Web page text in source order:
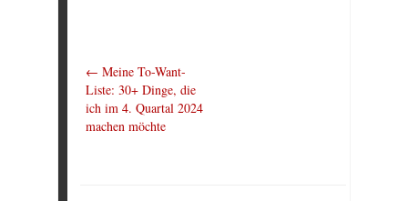
← Meine To-Want-
Liste: 30+ Dinge, die
ich im 4. Quartal 2024
machen möchte